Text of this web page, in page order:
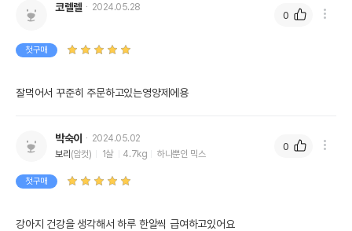
코렐렐 2024.05.28
첫구매
잘먹어서 꾸준히 주문하고있는영양제에용
0
박숙이
2024.05.02
보리 (암컷) 1살 4.7kg 하나뿐인 믹스
첫구매
강아지 건강을 생각해서 하루 한알씩 급여하고있어요
0